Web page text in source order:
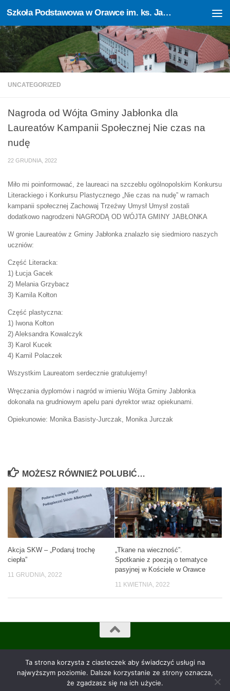
Otwórz pasek narzędzi
Skip to content Szkoła Podstawowa w Orawce im. ks. Jana Sczechowicza
UNCATEGORIZED
Nagroda od Wójta Gminy Jabłonka dla
Laureatów Kampanii Społecznej Nie czas na
nudę
22 GRUDNIA, 2022
Miło mi poinformować, że laureaci na szczeblu ogólnopolskim Konkursu
Literackiego i Konkursu Plastycznego „Nie czas na nudę” w ramach
kampanii społecznej Zachowaj Trzeźwy Umysł Umysł zostali
dodatkowo nagrodzeni NAGRODĄ OD WÓJTA GMINY JABŁONKA
W gronie Laureatów z Gminy Jabłonka znalazło się siedmioro naszych
uczniów:
Część Literacka:
1) Łucja Gacek
2) Melania Grzybacz
3) Kamila Kołton
Część plastyczna:
1) Iwona Kołton
2) Aleksandra Kowalczyk
3) Karol Kucek
4) Kamil Polaczek
Wszystkim Laureatom serdecznie gratulujemy!
Wręczania dyplomów i nagród w imieniu Wójta Gminy Jabłonka
dokonała na grudniowym apelu pani dyrektor wraz opiekunami.
Opiekunowie: Monika Basisty-Jurczak, Monika Jurczak
MOŻESZ RÓWNIEŻ POLUBIĆ…
Akcja SKW – „Podaruj trochę
ciepła”
11 GRUDNIA, 2022
„Tkane na wieczność”.
Spotkanie z poezją o tematyce
pasyjnej w Kościele w Orawce
11 KWIETNIA, 2022
Wszelkie prawa zastrzeżone
Ta strona korzysta z ciasteczek aby świadczyć usługi na
najwyższym poziomie. Dalsze korzystanie ze strony oznacza,
że zgadzasz się na ich użycie.